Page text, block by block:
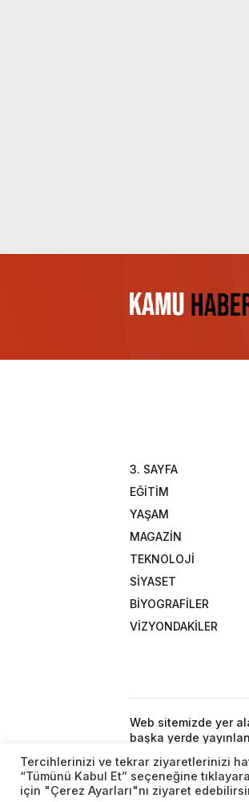
3. SAYFA
EĞİTİM
YAŞAM
MAGAZİN
TEKNOLOJİ
SİYASET
BİYOGRAFİLER
VİZYONDAKİLER
Web sitemizde yer
başka yerde
Tercihlerinizi ve tekrar ziyaretlerinizi
“Tümünü Kabul Et” seçeneğine
için "Çerez Ayarları"nı ziyaret